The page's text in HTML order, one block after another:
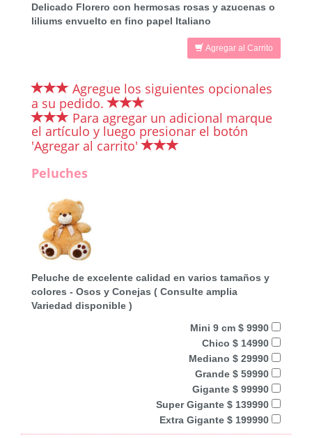
Delicado Florero con hermosas rosas y azucenas o
liliums envuelto en fino papel Italiano
Agregar al Carrito
Agregue los siguientes opcionales
a su pedido.
Para agregar un adicional marque
el artículo y luego presionar el botón
'Agregar al carrito'
Peluches
Peluche de excelente calidad en varios tamaños y
colores - Osos y Conejas ( Consulte amplia
Variedad disponible )
Mini 9 cm $ 9990
Chico $ 14990
Mediano $ 29990
Grande $ 59990
Gigante $ 99990
Super Gigante $ 139990
Extra Gigante $ 199990